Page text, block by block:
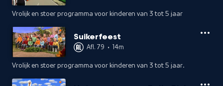
Vrolijk en stoer programma voor kinderen van 3 tot 5 jaar
Suikerfeest
Afl. 79 • 14m
Vrolijk en stoer programma voor kinderen van 3 tot 5 jaar.